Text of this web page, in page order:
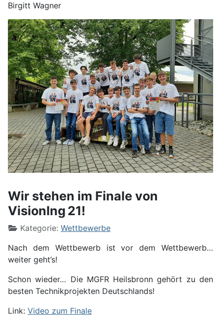
Birgitt Wagner
Wir stehen im Finale von
VisionIng 21!
Kategorie: Wettbewerbe
Nach dem Wettbewerb ist vor dem Wettbewerb…
weiter geht’s!
Schon wieder… Die MGFR Heilsbronn gehört zu den
besten Technikprojekten Deutschlands!
Link: Video zum Finale